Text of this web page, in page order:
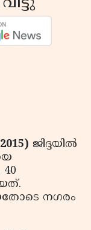
ജിദ്ദയില്‍
നഗരം